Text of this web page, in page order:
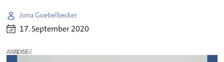
Jona Goebelbecker
17. September 2020
ANZEIGE